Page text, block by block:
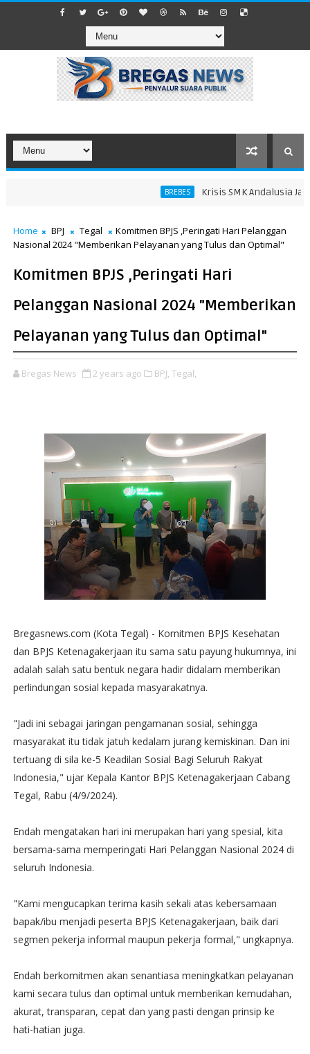
BREBES Krisis SMK Andalusia
Home BPJ Tegal
Komitmen BPJS ,Peringati Hari Pelanggan
Nasional 2024 "Memberikan Pelayanan yang Tulus dan Optimal"
Komitmen BPJS ,Peringati Hari
Pelanggan Nasional 2024 "Memberikan
Pelayanan yang Tulus dan Optimal"
Bregas News 2 years ago BPJ, Tegal,
Bregasnews.com (Kota Tegal) - Komitmen BPJS Kesehatan
dan BPJS Ketenagakerjaan itu sama satu payung hukumnya, ini
adalah salah satu bentuk negara hadir didalam memberikan
perlindungan sosial kepada masyarakatnya.
"Jadi ini sebagai jaringan pengamanan sosial, sehingga
masyarakat itu tidak jatuh kedalam jurang kemiskinan. Dan ini
tertuang di sila ke-5 Keadilan Sosial Bagi Seluruh Rakyat
Indonesia," ujar Kepala Kantor BPJS Ketenagakerjaan Cabang
Tegal, Rabu (4/9/2024).
Endah mengatakan hari ini merupakan hari yang spesial, kita
bersama-sama memperingati Hari Pelanggan Nasional 2024 di
seluruh Indonesia.
"Kami mengucapkan terima kasih sekali atas kebersamaan
bapak/ibu menjadi peserta BPJS Ketenagakerjaan, baik dari
segmen pekerja informal maupun pekerja formal," ungkapnya.
Endah berkomitmen akan senantiasa meningkatkan pelayanan
kami secara tulus dan optimal untuk memberikan kemudahan,
akurat, transparan, cepat dan yang pasti dengan prinsip ke
hati-hatian juga.